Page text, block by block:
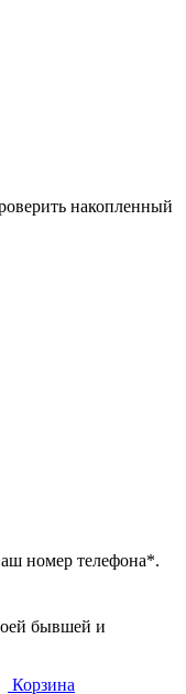
накопленный
номер телефона*.
бывшей и
Корзина